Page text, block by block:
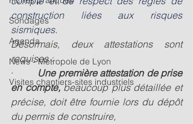
Sondages
Agenda
News - Métropole de Lyon
Visites chantiers-sites industriels
construction liées aux risques
sismiques.
Désormais, deux attestations sont
requises :
· Une première attestation de prise
en compte, beaucoup plus détaillée et
précise, doit être fournie lors du dépôt
du permis de construire,